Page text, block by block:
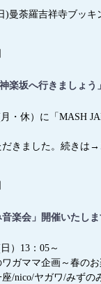
)曼荼羅吉祥寺ブッ
楽坂へ行きましょ
月・休）に「MASH
きました。続きは→
音楽会」開催いたしま
）13：05～
ワガママ企画～春の
/nico/ヤガワ/みずの